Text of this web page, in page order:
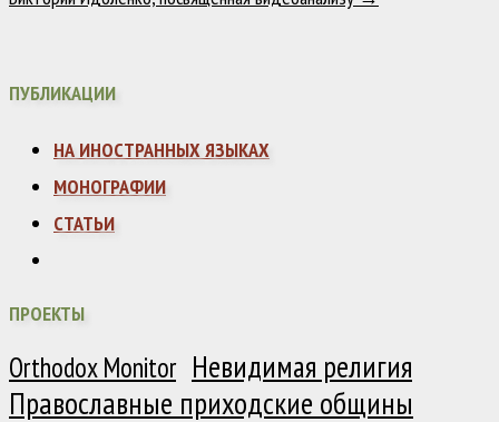
ПУБЛИКАЦИИ
НА ИНОСТРАННЫХ ЯЗЫКАХ
МОНОГРАФИИ
СТАТЬИ
ПРОЕКТЫ
Orthodox Monitor Невидимая религия
Православные приходские общины